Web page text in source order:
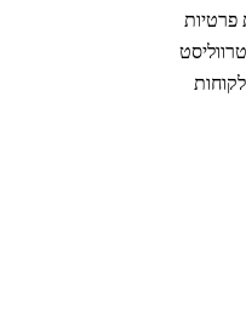
פרטיות